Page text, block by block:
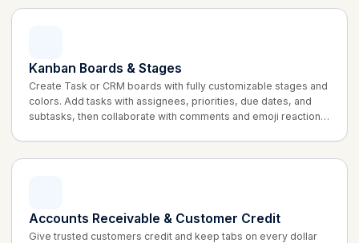
Kanban Boards & Stages
Create Task or CRM boards with fully customizable stages and
colors. Add tasks with assignees, priorities, due dates, and
subtasks, then collaborate with comments and emoji reactions
Accounts Receivable & Customer Credit
Give trusted customers credit and keep tabs on every dollar